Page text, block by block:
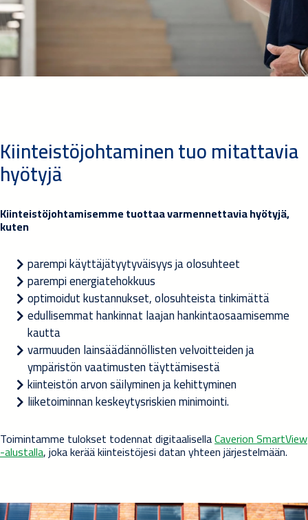
Kiinteistöjohtaminen tuo mitattavia
hyötyjä
Kiinteistöjohtamisemme tuottaa varmennettavia hyötyjä,
kuten
parempi käyttäjätyytyväisyys ja olosuhteet
parempi energiatehokkuus
optimoidut kustannukset, olosuhteista tinkimättä
edullisemmat hankinnat laajan hankintaosaamisemme
kautta
varmuuden lainsäädännöllisten velvoitteiden ja
ympäristön vaatimusten täyttämisestä
kiinteistön arvon säilyminen ja kehittyminen
liiketoiminnan keskeytysriskien minimointi.
Toimintamme tulokset todennat digitaalisellaCaverion SmartView
-alustalla, joka kerää kiinteistöjesi datan yhteen järjestelmään.